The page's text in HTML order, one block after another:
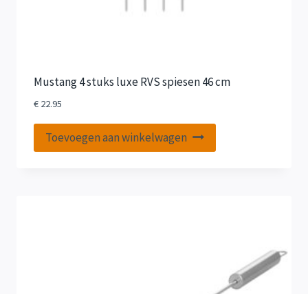
Mustang 4 stuks luxe RVS spiesen 46 cm
€22.95
Toevoegen aan winkelwagen